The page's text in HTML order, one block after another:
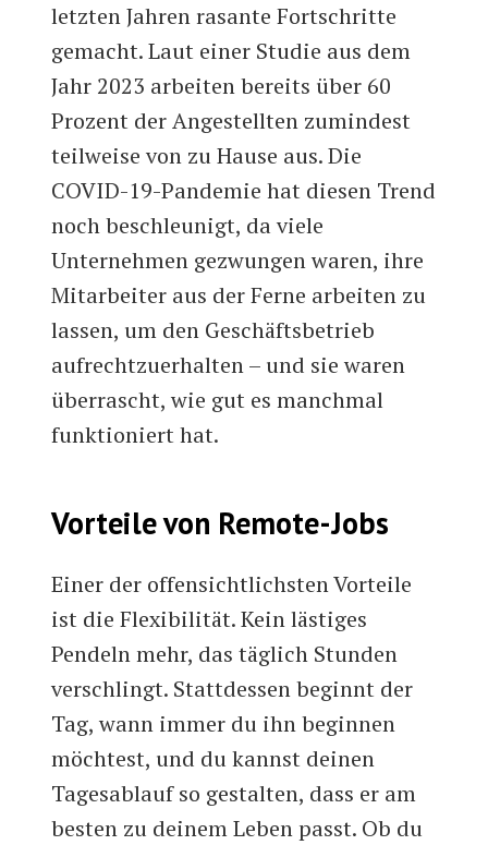
letzten Jahren rasante Fortschritte
gemacht. Laut einer Studie aus dem
Jahr 2023 arbeiten bereits über 60
Prozent der Angestellten zumindest
teilweise von zu Hause aus. Die
COVID-19-Pandemie hat diesen Trend
noch beschleunigt, da viele
Unternehmen gezwungen waren, ihre
Mitarbeiter aus der Ferne arbeiten zu
lassen, um den Geschäftsbetrieb
aufrechtzuerhalten – und sie waren
überrascht, wie gut es manchmal
funktioniert hat.
Vorteile von Remote-Jobs
Einer der offensichtlichsten Vorteile
ist die Flexibilität. Kein lästiges
Pendeln mehr, das täglich Stunden
verschlingt. Stattdessen beginnt der
Tag, wann immer du ihn beginnen
möchtest, und du kannst deinen
Tagesablauf so gestalten, dass er am
besten zu deinem Leben passt. Ob du